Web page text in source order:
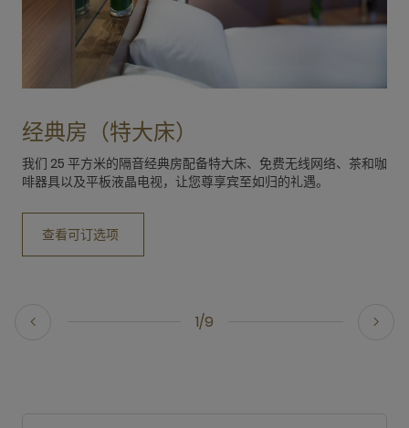
1/9
经典房（特大床）
我们 25 平方米的隔音经典房配备特大床、免费无线网络、茶和咖
啡器具以及平板液晶电视，让您尊享宾至如归的礼遇。
查看可订选项